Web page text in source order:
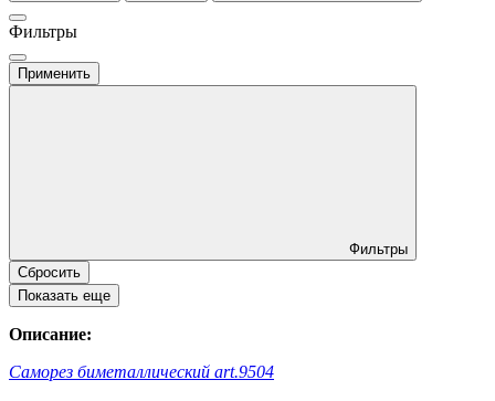
Фильтры
Применить
Фильтры
Сбросить
Показать еще
Описание:
Саморез биметаллический art.9504